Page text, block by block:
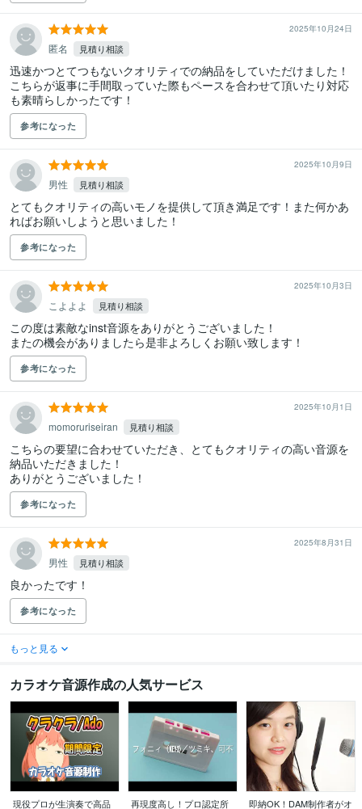
2025年10月24日
匿名 見積り相談
迅速かつとてつもないクオリティでの納品をしていただけました！
こちらが返事に手間取っていた際もペースを合わせて頂いたり対応
も素晴らしかったです！
参考になった
2025年10月9日
男性 見積り相談
とてもクオリティの高いモノを提供して頂き満足です！また何かあ
ればお願いしようと思いました！
参考になった
2025年10月3日
こよよよ 見積り相談
この度は素敵なinst音源をありがとうございました！
またの機会がありましたら是非よろしくお願い致します！
参考になった
2025年10月1日
momoruriseiran 見積り相談
こちらの要望に合わせていただき、とてもクオリティの高い音源を
納品いただきました！
ありがとうございました！
参考になった
2025年8月31日
男性 見積り相談
良かったです！
参考になった
もっと見る
カラオケ音源作成の人気サービス
現役プロが生演奏で高品
再現度高し！プロ認定所
即納OK！DAM制作者がオ